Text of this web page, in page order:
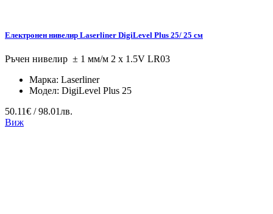
Електронен нивелир Laserliner DigiLevel Plus 25/ 25 см
Ръчен нивелир ± 1 мм/м 2 x 1.5V LR03
Марка: Laserliner
Модел: DigiLevel Plus 25
50.11€ / 98.01лв.
Виж